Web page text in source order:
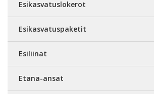
Esikasvatuslokerot
Esikasvatuspaketit
Esiliinat
Etana-ansat